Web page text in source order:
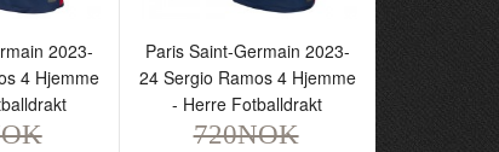
2023-
4 Hjemme
Paris Saint-Germain 2023-
24 Sergio Ramos 4 Hjemme
- Herre Fotballdrakt
720NOK